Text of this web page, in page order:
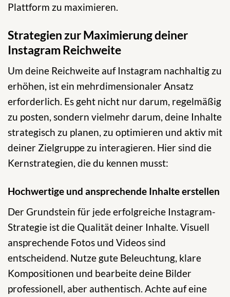
Plattform zu maximieren.
Strategien zur Maximierung deiner
Instagram Reichweite
Um deine Reichweite auf Instagram nachhaltig zu
erhöhen, ist ein mehrdimensionaler Ansatz
erforderlich. Es geht nicht nur darum, regelmäßig
zu posten, sondern vielmehr darum, deine Inhalte
strategisch zu planen, zu optimieren und aktiv mit
deiner Zielgruppe zu interagieren. Hier sind die
Kernstrategien, die du kennen musst:
Hochwertige und ansprechende Inhalte erstellen
Der Grundstein für jede erfolgreiche Instagram-
Strategie ist die Qualität deiner Inhalte. Visuell
ansprechende Fotos und Videos sind
entscheidend. Nutze gute Beleuchtung, klare
Kompositionen und bearbeite deine Bilder
professionell, aber authentisch. Achte auf eine